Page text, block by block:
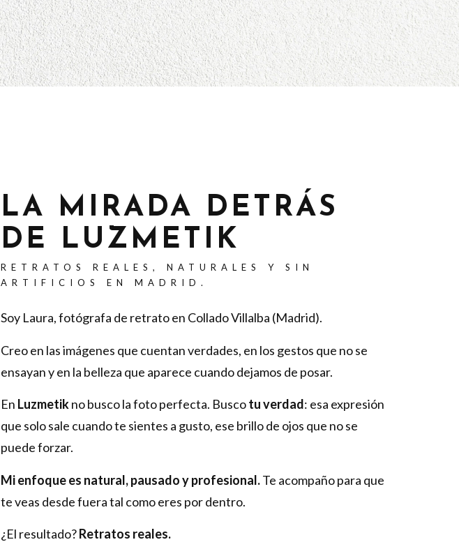
LA MIRADA DETRÁS
DE LUZMETIK
RETRATOS REALES, NATURALES Y SIN
ARTIFICIOS EN MADRID.
Soy Laura, fotógrafa de retrato en Collado Villalba (Madrid).
Creo en las imágenes que cuentan verdades, en los gestos que no se
ensayan y en la belleza que aparece cuando dejamos de posar.
En Luzmetikno busco la foto perfecta. Buscotu verdad: esa expresión
que solo sale cuando te sientes a gusto, ese brillo de ojos que no se
puede forzar.
Mi enfoque es natural, pausado y profesional.Te acompaño para que
te veas desde fuera tal como eres por dentro.
¿El resultado?Retratos reales.